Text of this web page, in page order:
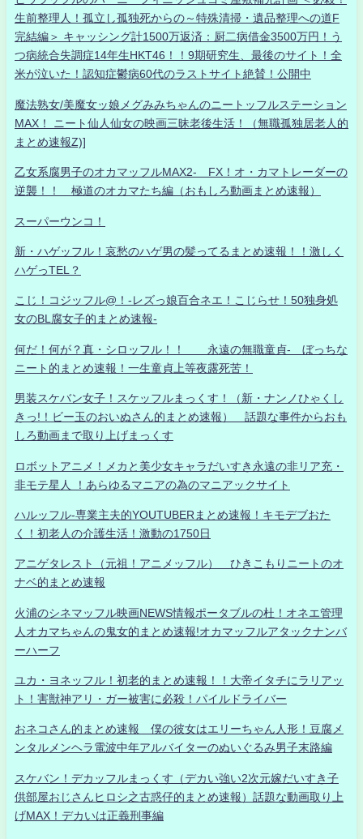
生前整理人！孤立し孤独死からの～特殊清掃・遺品整理への道F
完結編＞ キャッシング計1500万返済：厨二病借金3500万円！う
つ病統合失調症14年生HKT46！！9期研究生、最後のサイト！全
米が泣いた！認知症鬱病60代のラストサイト絶賛！公開中
魔法熟女/美魔女ッ娘メグみみちゃんのニートッフルステーション
MAX！ ニート仙人仙女の映画三昧老後生活！（無職孤独居老人的
まとめ速報Z)]
乙女系腐男子のオカマッフルMAX2- FX！オ・カマトレーダーの
逆襲！！ 極道のオカマたち編（おもしろ動画まとめ速報）
スーパーウンコ！
新・ハゲッフル！哀愁のハゲ男の髪ってるまとめ速報！！激しく
ハゲっTEL？
こじ！コジッフル@！-レズっ娘百合ネエ！こじらせ！50独身処
女のBL腐女子的まとめ速報-
何だ！何が？真・シロッフル！！ 永遠の無職童貞- ぼっちな
ニート的まとめ速報！一生童貞上等夜露死苦！
男装スケバン女子！スケッフルまっくす！（新・ナンノひゃくし
きっ!！ビー玉のおいぬさん的まとめ速報） 話題な事件からおも
しろ動画まで取り上げまっくす
ロボットアニメ！メカと美少女キャラだいすき永遠の非リア充・
非モテ星人 ！あらゆるマニアの為のマニアックサイト
ハルッフル-専業主夫的YOUTUBERまとめ速報！キモデブおた
く！初老人の介護生活！激動の1750日
アニゲタレスト（元祖！アニメッフル） ひきこもりニートのオ
ナベ的まとめ速報
火浦のシネマッフル映画NEWS情報ポータブルの杜！オネエ管理
人オカマちゃんの鬼女的まとめ速報!オカマッフルアタックナンバ
ーハーフ
ユカ・ヨネッフル！初老的まとめ速報！！大帝イタチにラリアッ
ト！害獣神アリ・ガー被害に必殺！パイルドライバー
おネコさん的まとめ速報 僕の彼女はエリーちゃん人形！豆腐メ
ンタルメンヘラ電波中年アルバイターのぬいぐるみ男子末路編
スケバン！デカッフルまっくす（デカい強い2次元嫁だいすき子
供部屋おじさんヒロシ之古惑仔的まとめ速報）話題な動画取り上
げMAX！デカいは正義刑事編